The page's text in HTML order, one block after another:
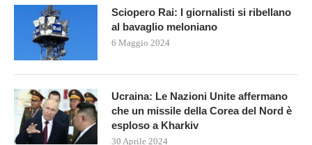
Sciopero Rai: I giornalisti si ribellano
al bavaglio meloniano
6 Maggio 2024
Ucraina: Le Nazioni Unite affermano
che un missile della Corea del Nord è
esploso a Kharkiv
30 Aprile 2024